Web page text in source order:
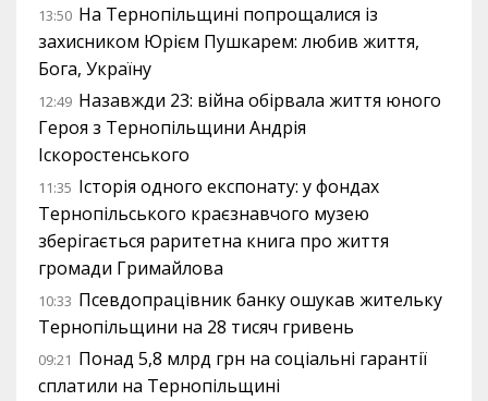
13:50 На Тернопільщині попрощалися із
захисником Юрієм Пушкарем: любив життя,
Бога, Україну
12:49 Назавжди 23: війна обірвала життя юного
Героя з Тернопільщини Андрія
Іскоростенського
11:35 Історія одного експонату: у фондах
Тернопільського краєзнавчого музею
зберігається раритетна книга про життя
громади Гримайлова
10:33 Псевдопрацівник банку ошукав жительку
Тернопільщини на 28 тисяч гривень
09:21 Понад 5,8 млрд грн на соціальні гарантії
сплатили на Тернопільщині